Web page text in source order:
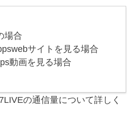
場合
サイトを見る場合
動画を見る場合
の通信量について詳しく